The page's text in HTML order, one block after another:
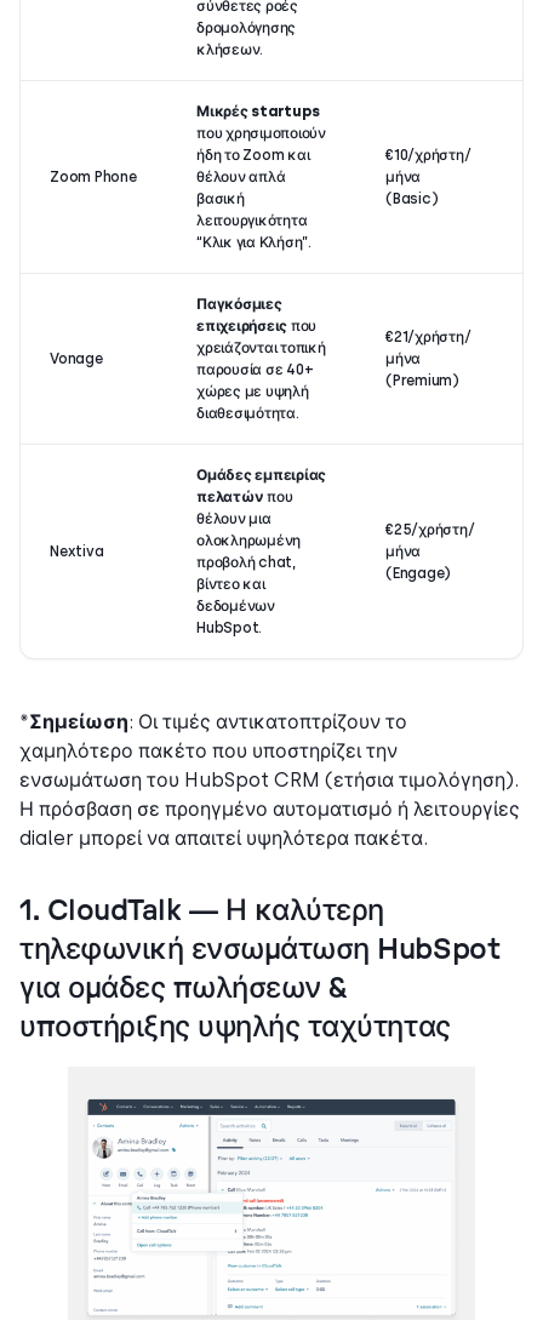
σύνθετες ροές
δρομολόγησης
κλήσεων.
Zoom Phone
Μικρές startups
που χρησιμοποιούν
ήδη το Zoom και
θέλουν απλά
βασική
λειτουργικότητα
“Κλικ για Κλήση”.
€10/χρήστη/
μήνα
(Basic)
Vonage
Παγκόσμιες
επιχειρήσεις που
χρειάζονται τοπική
παρουσία σε 40+
χώρες με υψηλή
διαθεσιμότητα.
€21/χρήστη/
μήνα
(Premium)
Nextiva
Ομάδες εμπειρίας
πελατών που
θέλουν μια
ολοκληρωμένη
προβολή chat,
βίντεο και
δεδομένων
HubSpot.
€25/χρήστη/
μήνα
(Engage)
*Σημείωση: Οι τιμές αντικατοπτρίζουν το
χαμηλότερο πακέτο που υποστηρίζει την
ενσωμάτωση του HubSpot CRM (ετήσια τιμολόγηση).
Η πρόσβαση σε προηγμένο αυτοματισμό ή λειτουργίες
dialer μπορεί να απαιτεί υψηλότερα πακέτα.
1. CloudTalk — Η καλύτερη
τηλεφωνική ενσωμάτωση HubSpot
για ομάδες πωλήσεων &
υποστήριξης υψηλής ταχύτητας